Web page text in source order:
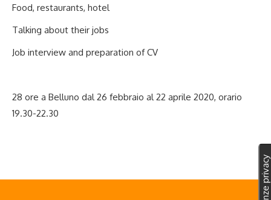
Food, restaurants, hotel
Talking about their jobs
Job interview and preparation of CV
28 ore a Belluno dal 26 febbraio al 22 aprile 2020, orario
19.30-22.30